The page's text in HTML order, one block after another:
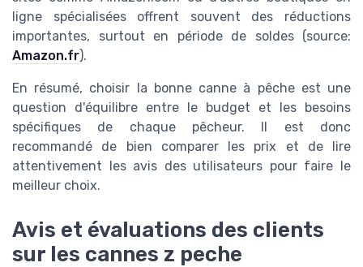
ligne spécialisées offrent souvent des réductions
importantes, surtout en période de soldes (source:
Amazon.fr).
En résumé, choisir la bonne canne à pêche est une
question d'équilibre entre le budget et les besoins
spécifiques de chaque pêcheur. Il est donc
recommandé de bien comparer les prix et de lire
attentivement les avis des utilisateurs pour faire le
meilleur choix.
Avis et évaluations des clients
sur les cannes z peche